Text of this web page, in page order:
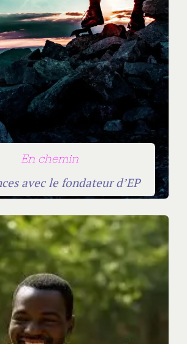
En chemin
avec le fondateur d’EP